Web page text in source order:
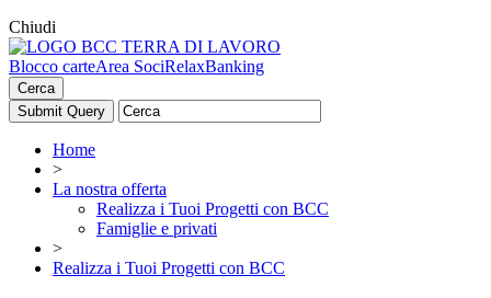
Chiudi
Blocco carteArea SociRelaxBanking
Cerca
Home
>
La nostra offerta
Realizza i Tuoi Progetti con BCC
Famiglie e privati
>
Realizza i Tuoi Progetti con BCC